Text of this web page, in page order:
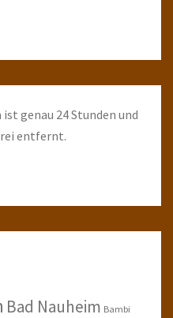
genau 24 Stunden und
entfernt.
Bad Nauheim Bambi